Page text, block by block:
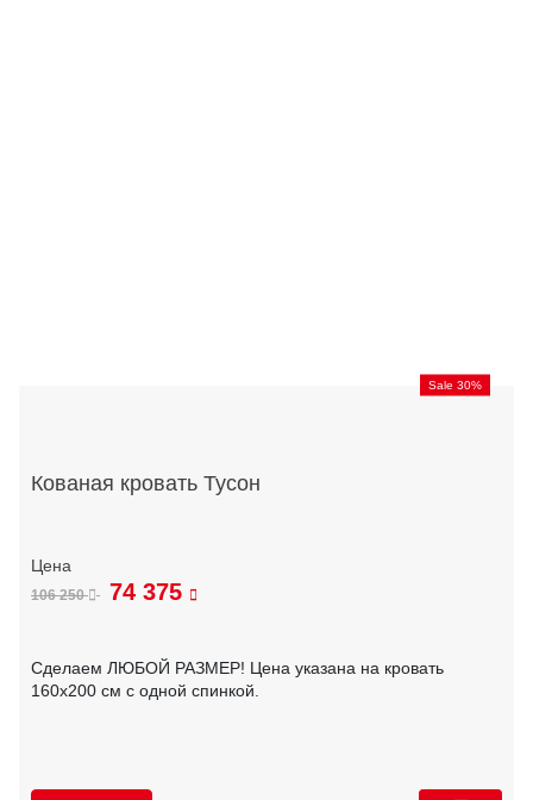
Sale 30%
Кованая кровать Тусон
106 250 74 375
Сделаем ЛЮБОЙ РАЗМЕР! Цена указана на кровать
160х200 см с одной спинкой.